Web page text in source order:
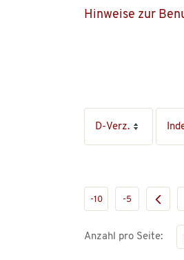
Hinweise zur
-10 -5
Anzahl pro Seite: